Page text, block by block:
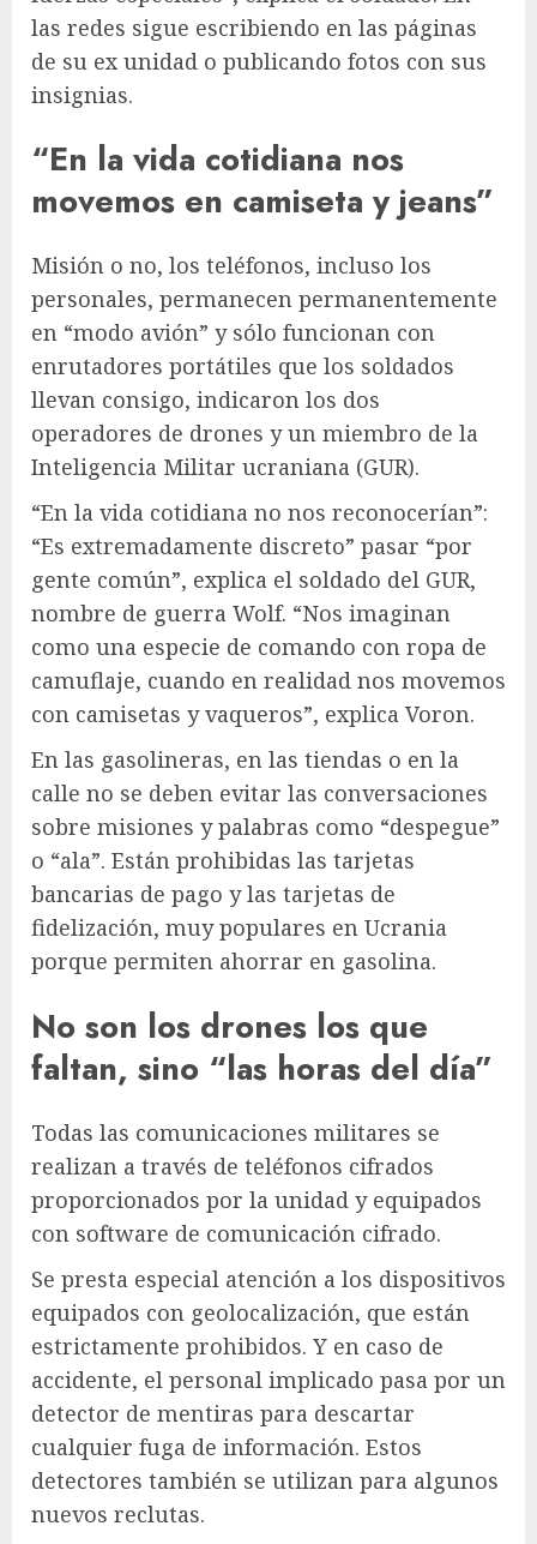
las redes sigue escribiendo en las páginas
de su ex unidad o publicando fotos con sus
insignias.
“En la vida cotidiana nos
movemos en camiseta y jeans”
Misión o no, los teléfonos, incluso los
personales, permanecen permanentemente
en “modo avión” y sólo funcionan con
enrutadores portátiles que los soldados
llevan consigo, indicaron los dos
operadores de drones y un miembro de la
Inteligencia Militar ucraniana (GUR).
“En la vida cotidiana no nos reconocerían”:
“Es extremadamente discreto” pasar “por
gente común”, explica el soldado del GUR,
nombre de guerra Wolf. “Nos imaginan
como una especie de comando con ropa de
camuflaje, cuando en realidad nos movemos
con camisetas y vaqueros”, explica Voron.
En las gasolineras, en las tiendas o en la
calle no se deben evitar las conversaciones
sobre misiones y palabras como “despegue”
o “ala”. Están prohibidas las tarjetas
bancarias de pago y las tarjetas de
fidelización, muy populares en Ucrania
porque permiten ahorrar en gasolina.
No son los drones los que
faltan, sino “las horas del día”
Todas las comunicaciones militares se
realizan a través de teléfonos cifrados
proporcionados por la unidad y equipados
con software de comunicación cifrado.
Se presta especial atención a los dispositivos
equipados con geolocalización, que están
estrictamente prohibidos. Y en caso de
accidente, el personal implicado pasa por un
detector de mentiras para descartar
cualquier fuga de información. Estos
detectores también se utilizan para algunos
nuevos reclutas.